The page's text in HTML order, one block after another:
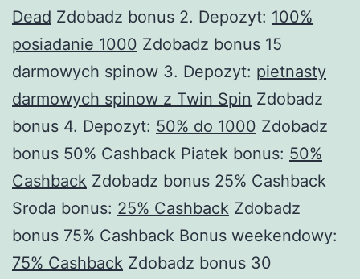
Dead Zdobadz bonus 2. Depozyt: 100%
posiadanie 1000 Zdobadz bonus 15
darmowych spinow 3. Depozyt: pietnasty
darmowych spinow z Twin Spin Zdobadz
bonus 4. Depozyt: 50% do 1000 Zdobadz
bonus 50% Cashback Piatek bonus: 50%
Cashback Zdobadz bonus 25% Cashback
Sroda bonus: 25% Cashback Zdobadz
bonus 75% Cashback Bonus weekendowy:
75% Cashback Zdobadz bonus 30